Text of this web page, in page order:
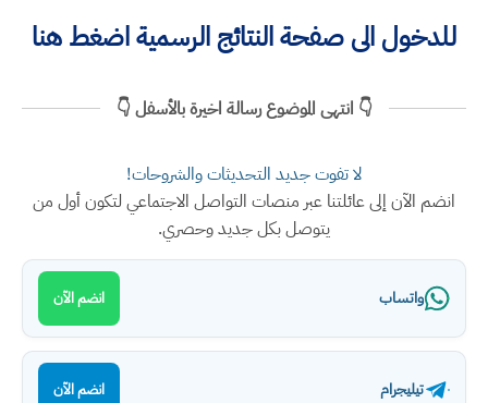
للدخول الى صفحة النتائج الرسمية اضغط هنا
👇 انتهى الموضوع رسالة اخيرة بالأسفل 👇
لا تفوت جديد التحديثات والشروحات!
انضم الآن إلى عائلتنا عبر منصات التواصل الاجتماعي لتكون أول من
يتوصل بكل جديد وحصري.
واتساب انضم الآن
تيليجرام انضم الآن